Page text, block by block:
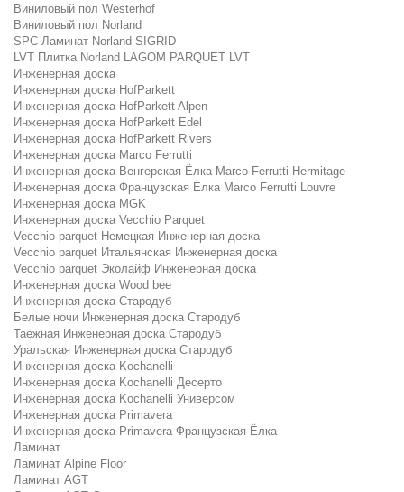
Виниловый пол Westerhof
Виниловый пол Norland
SPC Ламинат Norland SIGRID
LVT Плитка Norland LAGOM PARQUET LVT
Инженерная доска
Инженерная доска HofParkett
Инженерная доска HofParkett Alpen
Инженерная доска HofParkett Edel
Инженерная доска HofParkett Rivers
Инженерная доска Marco Ferrutti
Инженерная доска Венгерская Ёлка Marco Ferrutti Hermitage
Инженерная доска Французская Ёлка Marco Ferrutti Louvre
Инженерная доска MGK
Инженерная доска Vecchio Parquet
Vecchio parquet Немецкая Инженерная доска
Vecchio parquet Итальянская Инженерная доска
Vecchio parquet Эколайф Инженерная доска
Инженерная доска Wood bee
Инженерная доска Стародуб
Белые ночи Инженерная доска Стародуб
Таёжная Инженерная доска Стародуб
Уральская Инженерная доска Стародуб
Инженерная доска Kochanelli
Инженерная доска Kochanelli Десерто
Инженерная доска Kochanelli Универсом
Инженерная доска Primavera
Инженерная доска Primavera Французская Ёлка
Ламинат
Ламинат Alpine Floor
Ламинат AGT